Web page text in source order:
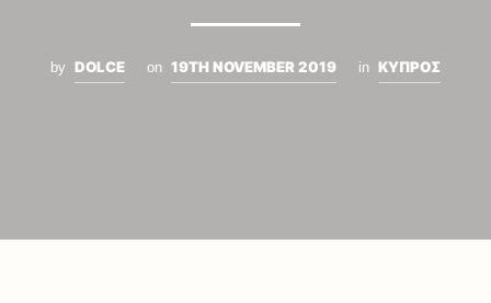
by DOLCE on 19TH NOVEMBER 2019 in ΚΥΠΡΟΣ